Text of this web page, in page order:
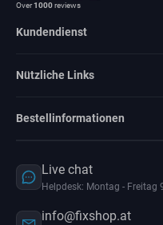
Over1000reviews
Kundendienst
Nützliche Links
Bestellinformationen
Live chat
Helpdesk: Montag - Freitag
info@fixshop.at